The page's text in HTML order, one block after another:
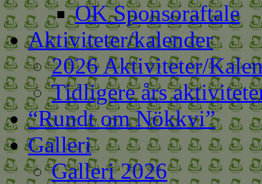
OK Sponsoraftale
Aktiviteter/kalender
2026 Aktiviteter/
Tidligere års
“Rundt om Nökkvi”
Galleri
Galleri 2026